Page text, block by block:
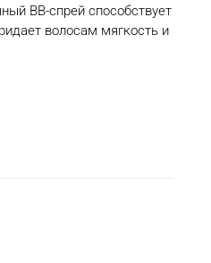
ВВ-спрей способствует
волосам мягкость и